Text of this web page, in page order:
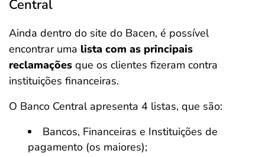
Central
Ainda dentro do site do Bacen, é possível
encontrar uma lista com as principais
reclamações que os clientes fizeram contra
instituições financeiras.
O Banco Central apresenta 4 listas, que são:
Bancos, Financeiras e Instituições de
pagamento (os maiores);